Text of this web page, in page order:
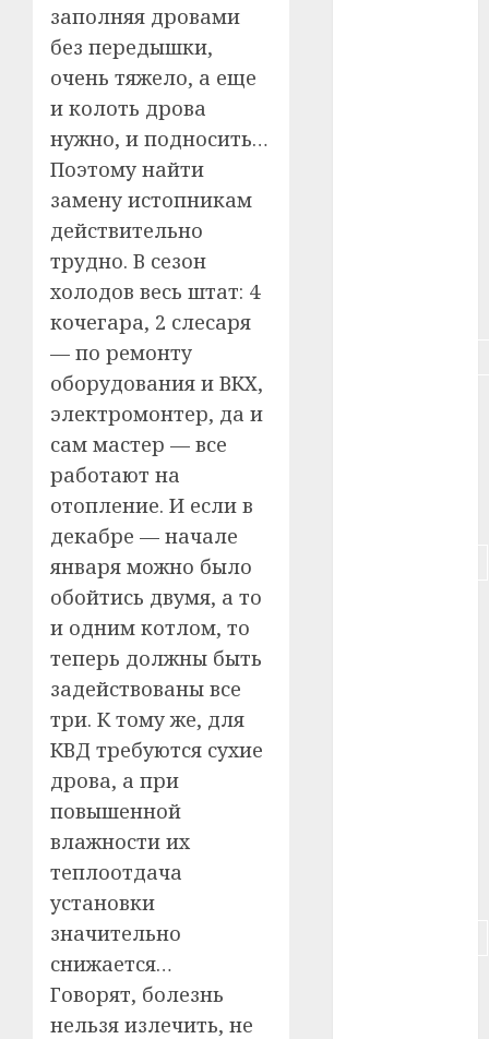
заполняя дровами
без передышки,
очень тяжело, а еще
и колоть дрова
нужно, и подносить…
Поэтому найти
замену истопникам
действительно
трудно. В сезон
холодов весь штат: 4
кочегара, 2 слесаря
— по ремонту
оборудования и ВКХ,
электромонтер, да и
сам мастер — все
работают на
отопление. И если в
декабре — начале
января можно было
обойтись двумя, а то
и одним котлом, то
теперь должны быть
задействованы все
три. К тому же, для
КВД требуются сухие
дрова, а при
повышенной
влажности их
теплоотдача
установки
значительно
снижается…
Говорят, болезнь
нельзя излечить, не